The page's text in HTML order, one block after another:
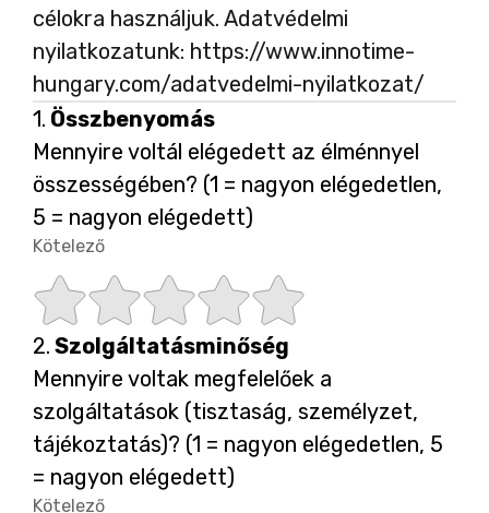
célokra használjuk. Adatvédelmi
nyilatkozatunk: https://www.innotime-
hungary.com/adatvedelmi-nyilatkozat/
1. Kérdés
1.
Összbenyomás
Mennyire voltál elégedett az élménnyel
összességében? (1 = nagyon elégedetlen,
5 = nagyon elégedett)
Kötelező
Kötelező.
C
s
i
C
s
i
C
s
i
C
s
i
C
s
i
2. Kérdés
2.
Szolgáltatásminőség
Mennyire voltak megfelelőek a
szolgáltatások (tisztaság, személyzet,
tájékoztatás)? (1 = nagyon elégedetlen, 5
= nagyon elégedett)
Kötelező